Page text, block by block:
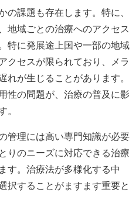
の課題も存在します。特に、
地域ごとの治療へのアクセス
特に発展途上国や一部の地域
クセスが限られており、メラ
れが生じることがあります。
性の問題が、治療の普及に影
管理には高い専門知識が必要
りのニーズに対応できる治療
す。治療法が多様化する中
択することがますます重要と